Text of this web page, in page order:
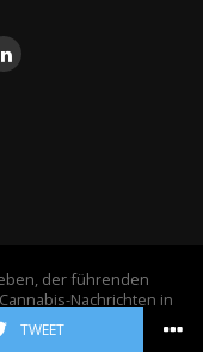
TWEET
der führenden
Nachrichten in